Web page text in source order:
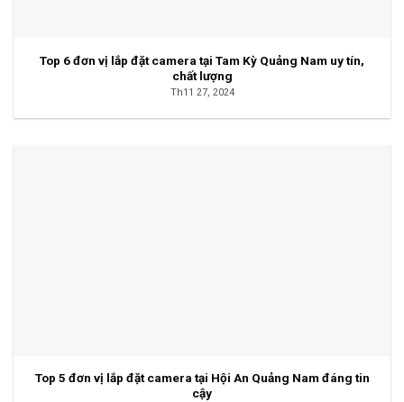
Top 6 đơn vị lắp đặt camera tại Tam Kỳ Quảng Nam uy tín,
chất lượng
Th11 27, 2024
Top 5 đơn vị lắp đặt camera tại Hội An Quảng Nam đáng tin
cậy